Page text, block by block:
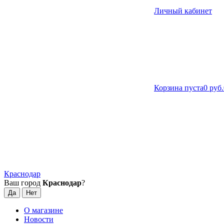
Личный кабинет
Корзина пуста0 руб.
Краснодар
Ваш город Краснодар?
О магазине
Новости